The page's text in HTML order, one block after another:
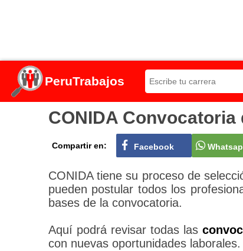
PeruTrabajos
CONIDA
Compartir en: Facebook
CONIDA tiene su proceso de
pueden postular todos los
bases de la convocatoria.
Aquí podrá revisar todas las
con nuevas oportunidades laborales.